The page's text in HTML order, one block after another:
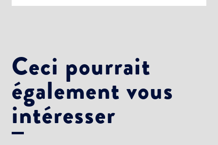
Ceci pourrait
également vous
intéresser